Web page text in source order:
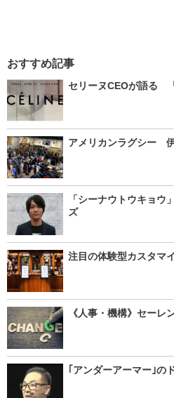
おすすめ記事
セリーヌCEOが語る
アメリカンラグシー
「シーナウトウキョ
ズ
注目の体験型カスタマ
《人事・機構》セーレ
｢アンダーアーマー｣